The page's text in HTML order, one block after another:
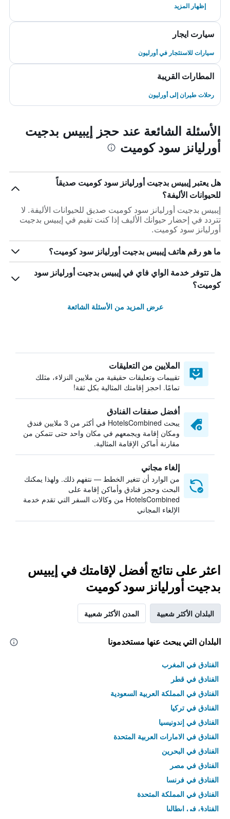
إظهار المزيد
سيارت ايجار
سيارات للاستئجار في أورليون
المطارات القريبة
رحلات طيران إلى أورليون
الأسئلة الشائعة عند حجز إيبيس بدجيت
أورليانز سود كوميت
هل يعتبر إيبيس بدجيت أورليانز سود كوميت صديقاً
للحيوانات الأليفة؟
إيبيس بدجيت أورليانز سود كوميت صديق للحيوانات الأليفة. لا
تتردد في إحضار حيوانك الأليف إذا كنت تقيم في إيبيس بدجيت
أورليانز سود كوميت.
ما هو رقم هاتف إيبيس بدجيت أورليانز سود كوميت؟
هل تتوفر خدمة الواي فاي في إيبيس بدجيت أورليانز سود
كوميت؟
عرض المزيد من الأسئلة الشائعة
الملايين من التعليقات
تقييمات وتعليقات حقيقية من ملايين النزلاء، مثلك
تمامًا. احجز إقامتك المثالية بكل ثقة!
أفضل صفقات الفنادق
يبحث HotelsCombined في أكثر من 3 ملايين فندق
ومكان إقامة ويجمعهم في مكان واحد حتى تتمكن من
مقارنة أماكن الإقامة المثالية.
إلغاء مجاني
من الوارد أن تتغير الخطط — نتفهم ذلك. ولهذا يمكنك
البحث وحجز فنادق وأماكن إقامة على
HotelsCombined من وكالات السفر التي تقدم خدمة
الإلغاء المجاني
اعثر على نتائج أفضل لإقامتك في إيبيس
بدجيت أورليانز سود كوميت
البلدان الأكثر شعبية المدن الأكثر شعبية
البلدان التي يبحث عنها مستخدمونا
الفنادق في المغرب
الفنادق في قطر
الفنادق في المملكة العربية السعودية
الفنادق في تركيا
الفنادق في إندونيسيا
الفنادق في الامارات العربية المتحدة
الفنادق في البحرين
الفنادق في مصر
الفنادق في فرنسا
الفنادق في المملكة المتحدة
الفنادق في إيطاليا